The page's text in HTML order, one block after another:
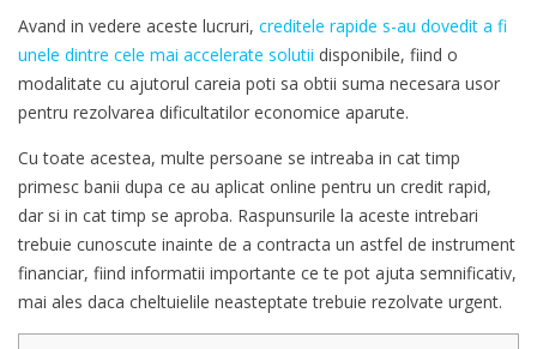
Avand in vedere aceste lucruri, creditele rapide s-au dovedit a fi
unele dintre cele mai accelerate solutii disponibile, fiind o
modalitate cu ajutorul careia poti sa obtii suma necesara usor
pentru rezolvarea dificultatilor economice aparute.
Cu toate acestea, multe persoane se intreaba in cat timp
primesc banii dupa ce au aplicat online pentru un credit rapid,
dar si in cat timp se aproba. Raspunsurile la aceste intrebari
trebuie cunoscute inainte de a contracta un astfel de instrument
financiar, fiind informatii importante ce te pot ajuta semnificativ,
mai ales daca cheltuielile neasteptate trebuie rezolvate urgent.